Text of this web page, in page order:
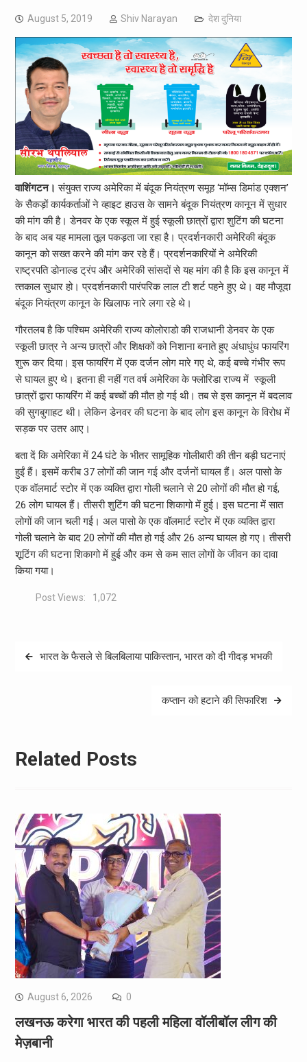
August 5, 2019 Shiv Narayan देश दुनिया
वाशिंगटन। संयुक्‍त राज्‍य अमेरिका में बंदूक नियंत्रण समूह ‘मॉम्‍स डिमांड एक्‍शन’
के सैकड़ों कार्यकर्ताओं ने व्‍हाइट हाउस के सामने बंदूक नियंत्रण कानून में सुधार
की मांग की है। डेनवर के एक स्‍कूल में हुई स्‍कूली छात्रों द्वारा शुटिंग की घटना
के बाद अब यह मामला तूल पकड़ता जा रहा है। प्रदर्शनकारी अमेरिकी बंदूक
कानून को सख्‍त करने की मांग कर रहे हैं। प्रदर्शनकारियों ने अमेरिकी
राष्‍ट्रपति डोनाल्‍ड ट्रंप और अमेरिकी सांसदों से यह मांग की है कि इस कानून में
त्‍तकाल सुधार हो। प्रदर्शनकारी पारंपरिक लाल टी शर्ट पहने हुए थे। वह मौजूदा
बंदूक नियंत्रण कानून के खिलाफ नारे लगा रहे थे।
गौरतलब है कि पश्चिम अमेरिकी राज्‍य कोलोराडो की राजधानी डेनवर के एक
स्‍कूली छात्र ने अन्‍य छात्रों और शिक्षकों को निशाना बनाते हुए अंधाधुंध फायरिंग
शुरू कर दिया। इस फायरिंग में एक दर्जन लोग मारे गए थे, कई बच्‍चे गंभीर रूप
से घायल हुए थे। इतना ही नहीं गत वर्ष अमेरिका के फ्लोरिडा राज्‍य में स्‍कूली
छात्रों द्वारा फायरिंग में कई बच्‍चों की मौत हो गई थी। तब से इस कानून में बदलाव
की सुगबुगाहट थी। लेकिन डेनवर की घटना के बाद लोग इस कानून के विरोध में
सड़क पर उतर आए।
बता दें कि अमेरिका में 24 घंटे के भीतर सामूहिक गोलीबारी की तीन बड़ी घटनाएं
हुईं हैं। इसमें करीब 37 लोगों की जान गई और दर्जनाें घायल हैं। अल पासो के
एक वॉलमार्ट स्‍टोर में एक व्‍यक्ति द्वारा गोली चलाने से 20 लोगों की मौत हो गई,
26 लोग घायल हैं। तीसरी शुटिंग की घटना शिकागो में हुई। इस घटना में सात
लोगों की जान चली गई। अल पासो के एक वॉलमार्ट स्टोर में एक व्यक्ति द्वारा
गोली चलाने के बाद 20 लोगों की मौत हो गई और 26 अन्य घायल हो गए। तीसरी
शूटिंग की घटना शिकागो में हुई और कम से कम सात लोगों के जीवन का दावा
किया गया।
Post Views: 1,072
Postभारत के फैसले से बिलबिलाया पाकिस्तान, भारत को दी गीदड़ भभकी
कप्तान को हटाने की सिफारिश
Related Posts
August 6, 2026 0
लखनऊ करेगा भारत की पहली महिला वॉलीबॉल लीग की
मेज़बानी